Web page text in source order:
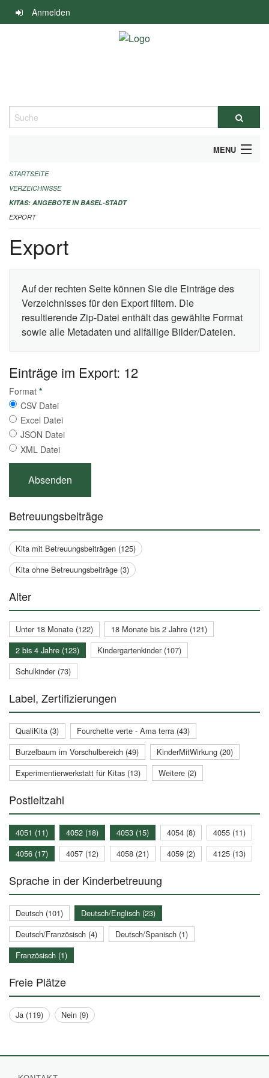
Navigation
überspringen
Anmelden
Suche
MENU
ALLGEMEINE INFORMATIONEN
IMPRESSUM
STARTSEITE
VERZEICHNISSE
KITAS: ANGEBOTE IN BASEL-STADT
EXPORT
Export
Auf der rechten Seite können Sie die Einträge des
Verzeichnisses für den Export filtern. Die
resultierende Zip-Datei enthält das gewählte Format
sowie alle Metadaten und allfällige Bilder/Dateien.
Einträge im Export: 12
Format *
CSV Datei
Excel Datei
JSON Datei
XML Datei
Betreuungsbeiträge
Kita mit Betreuungsbeiträgen (125)
Kita ohne Betreuungsbeiträge (3)
Alter
Unter 18 Monate (122)
18 Monate bis 2 Jahre (121)
2 bis 4 Jahre (123)
Kindergartenkinder (107)
Schulkinder (73)
Label, Zertifizierungen
QualiKita (3)
Fourchette verte - Ama terra (43)
Burzelbaum im Vorschulbereich (49)
KinderMitWirkung (20)
Experimentierwerkstatt für Kitas (13)
Weitere (2)
Postleitzahl
4051 (11) 4052 (18) 4053 (15) 4054 (8)
4055 (11)
4056 (17)
4057 (12) 4058 (21) 4059 (2) 4125 (13)
Sprache in der Kinderbetreuung
Deutsch (101)
Deutsch/Englisch (23)
Deutsch/Französisch (4)
Deutsch/Spanisch (1)
Französisch (1)
Freie Plätze
Ja (119) Nein (9)